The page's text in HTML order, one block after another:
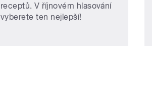
receptů. V říjnovém hlasování
vyberete ten nejlepší!